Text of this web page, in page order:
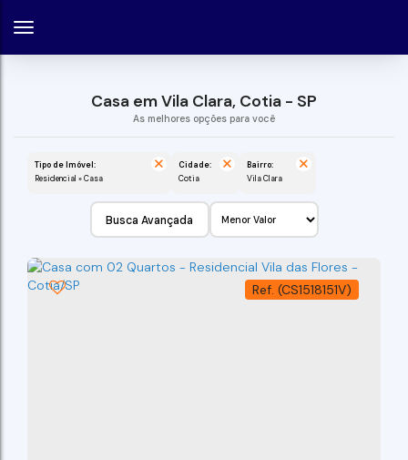
Casa em Vila Clara, Cotia - SP
Tipo de Imóvel:
Residencial » Casa
Cidade:
Cotia
Bairro:
Vila Clara
Busca Avançada
(CS1518151V)